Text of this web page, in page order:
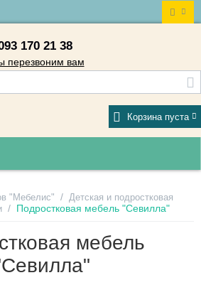
170 21 38
перезвоним вам
Корзина пуста
"Мебелис" / Детская и подростковая
/ Подростковая мебель "Севилла"
мебель